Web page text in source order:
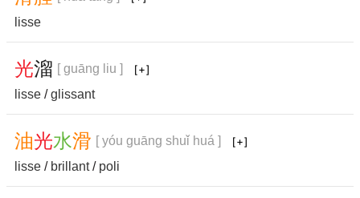
lisse
光溜 [ guāng liu ]
lisse /glissant
油光水滑 [ yóu guāng shuǐ huá ]
lisse / brillant/ poli